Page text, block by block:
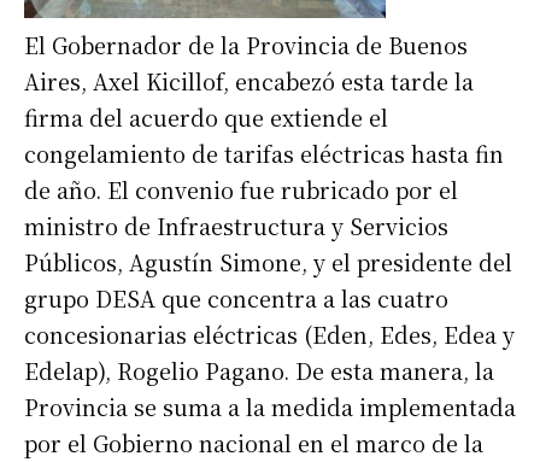
El Gobernador de la Provincia de Buenos
Aires, Axel Kicillof, encabezó esta tarde la
firma del acuerdo que extiende el
congelamiento de tarifas eléctricas hasta fin
de año. El convenio fue rubricado por el
ministro de Infraestructura y Servicios
Públicos, Agustín Simone, y el presidente del
grupo DESA que concentra a las cuatro
concesionarias eléctricas (Eden, Edes, Edea y
Edelap), Rogelio Pagano. De esta manera, la
Provincia se suma a la medida implementada
por el Gobierno nacional en el marco de la